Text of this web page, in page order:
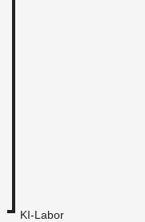
KI-Labor